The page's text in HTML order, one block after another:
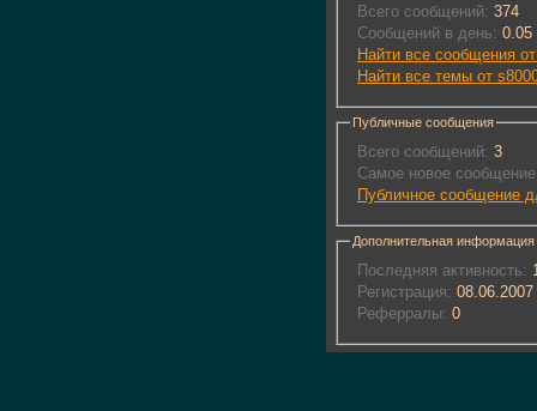
Всего сообщений: 374
Сообщений в день: 0.05
Найти все сообщения
Найти все темы от
Публичные сообщения
Всего сообщений: 3
Самое новое
Публичное сообщение
Дополнительная информация
Последняя активность:
Регистрация: 08.06.2007
Реферралы: 0